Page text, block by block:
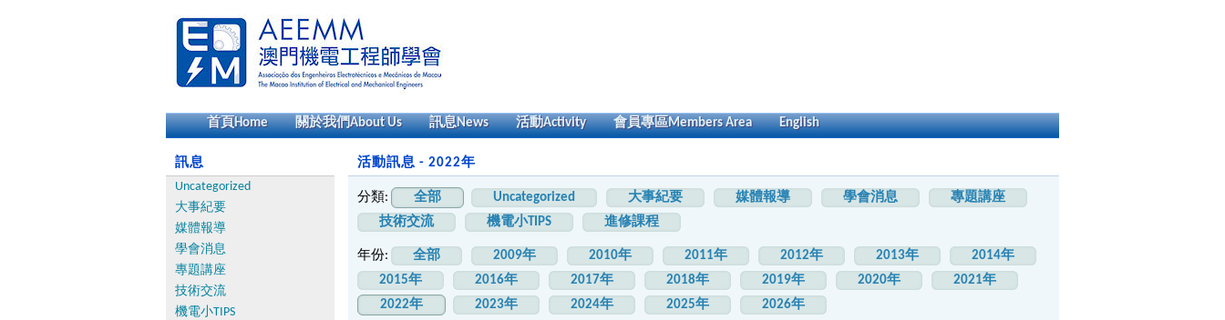
首頁Home 關於我們About Us 訊息News 活動Activity 會員專區Members Area English
訊息
Uncategorized
大事紀要
媒體報導
學會消息
專題講座
技術交流
機電小TIPS
活動訊息 - 2022年
分類: 全部 Uncategorized 大事紀要 媒體報導 學會消息
專題講座
技術交流
機電小TIPS 進修課程
年份: 全部 2009年 2010年 2011年 2012年 2013年
2014年
2015年
2016年 2017年 2018年 2019年 2020年
2021年
2022年
2023年 2024年 2025年 2026年